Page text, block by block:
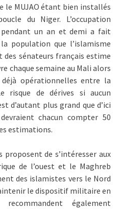
le MUJAO étant bien installés
du Niger. L’occupation
un an et demi a fait
population que l’islamisme
sénateurs français estime
chaque semaine au Mali alors
opérationnelles entre la
risque de dérives si aucun
d’autant plus grand que d’ici
chacun compter 50
estimations.
de s’intéresser aux
de l’ouest et le Maghreb
des islamistes vers le Nord
le dispositif militaire en
également